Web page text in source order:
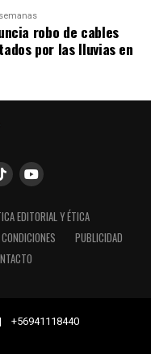
robo de cables
por las lluvias en
EDITORIAL Y ÉTICA
PUBLICIDAD
+56941118440